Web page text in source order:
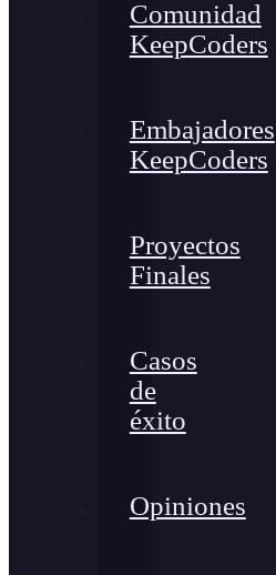
Comunidad
KeepCoders
Embajadores
KeepCoders
Proyectos
Finales
Casos
de
éxito
Opiniones